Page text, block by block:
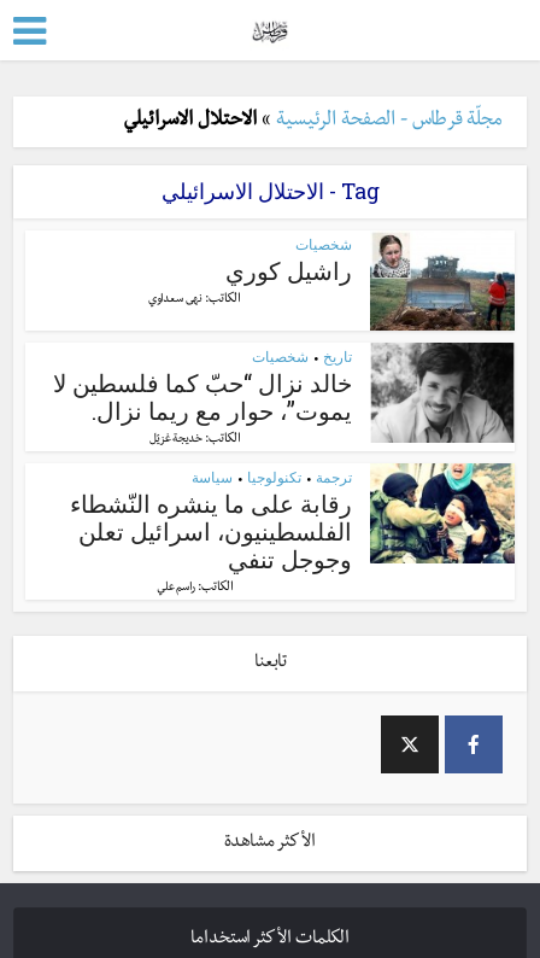
مجلّة قرطاس - الصفحة الرئيسية »الاحتلال الاسرائيلي
Tag - الاحتلال الاسرائيلي
شخصيات
راشيل كوري
الكاتب: نهى سعداوي
تاريخ • شخصيات
خالد نزال “حبّ كما فلسطين لا
يموت”، حوار مع ريما نزال.
الكاتب:خديجة غزيّل
ترجمة • تكنولوجيا • سياسة
رقابة على ما ينشره النّشطاء
الفلسطينيون، اسرائيل تعلن
وجوجل تنفي
الكاتب:راسم علي
تابعنا
الأكثر مشاهدة
الكلمات الأكثر استخداما